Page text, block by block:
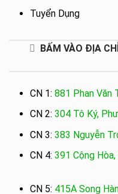
Tuyển Dụng
BẤM VÀO ĐỊA
CN 1: 881 Phan Văn
CN 2: 304 Tô Ký,
CN 3: 383 Nguyễn
CN 4: 391 Cộng
CN 5: 415A Song